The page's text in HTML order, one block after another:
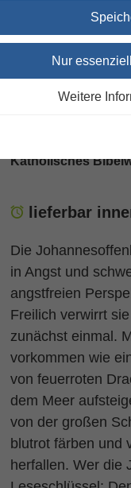
Nur
Weitere
Die
aus dem
von Hans-
Katholisches
lieferbar
Die
in Angst und
angstfreien
Freilich verwirrt
zunächst einmal.
vorkommen wie
von feuerroten
dem Meer
von der großen
blutrot färben und
herfallen. Wer die